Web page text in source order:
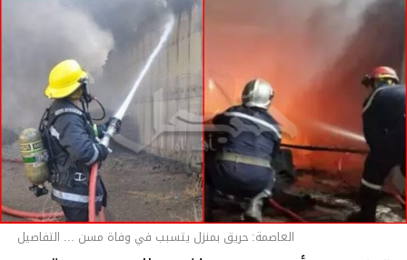
العاصمة: حريق بمنزل يتسبب في وفاة مسن ... التفاصيل